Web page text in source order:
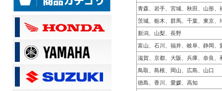
青森、岩手、宮城、秋田、山形、
茨城、栃木、群馬、千葉、東京、
新潟、山梨、長野
富山、石川、福井、岐阜、静岡、
滋賀、京都、大阪、兵庫、奈良、
鳥取、島根、岡山、広島、山口
徳島、香川、愛媛、高知